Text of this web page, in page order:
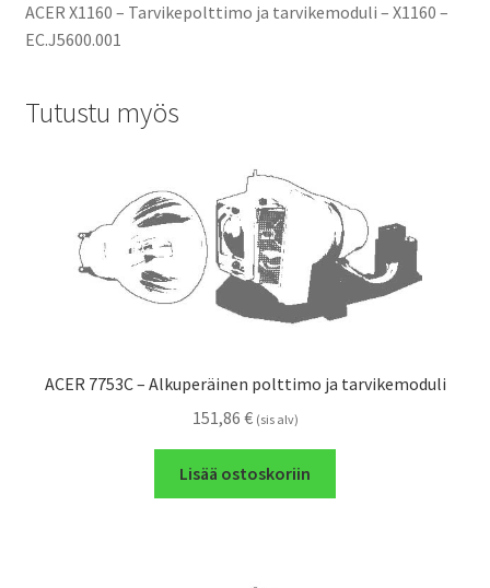
ACER X1160 – Tarvikepolttimo ja tarvikemoduli – X1160 –
EC.J5600.001
Tutustu myös
ACER 7753C – Alkuperäinen polttimo ja tarvikemoduli
151,86 € (sis alv)
Lisää ostoskoriin